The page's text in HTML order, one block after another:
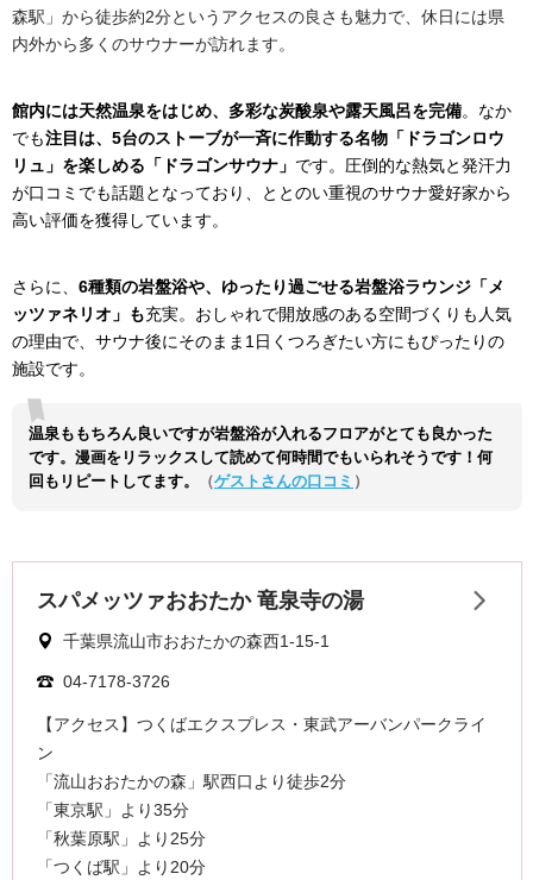
森駅」から徒歩約2分というアクセスの良さも魅力で、休日には県
内外から多くのサウナーが訪れます。
館内には天然温泉をはじめ、多彩な炭酸泉や露天風呂を完備。なか
でも注目は、5台のストーブが一斉に作動する名物「ドラゴンロウ
リュ」を楽しめる「ドラゴンサウナ」 です。圧倒的な熱気と発汗力
が口コミでも話題となっており、ととのい重視のサウナ愛好家から
高い評価を獲得しています。
さらに、 6種類の岩盤浴や、ゆったり過ごせる岩盤浴ラウンジ「メ
ッツァネリオ」も充実。おしゃれで開放感のある空間づくりも人気
の理由で、サウナ後にそのまま1日くつろぎたい方にもぴったりの
施設です。
温泉ももちろん良いですが岩盤浴が入れるフロアがとても良かった
です。漫画をリラックスして読めて何時間でもいられそうです！何
回もリピートしてます。
（ゲストさんの口コミ ）